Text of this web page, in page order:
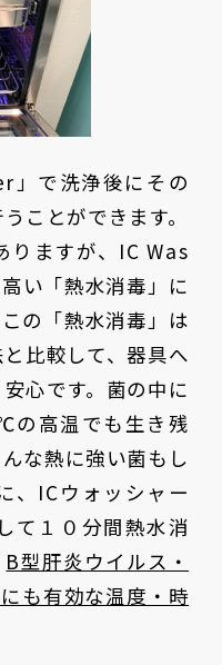
」で洗浄後にその
ことができます。
りますが、IC Was
い「熱水消毒」に
の「熱水消毒」は
比較して、器具へ
心です。菌の中に
の高温でも生き残
な熱に強い菌もし
、ICウォッシャー
て１０分間熱水消
B型肝炎ウイルス・
も有効な温度・時